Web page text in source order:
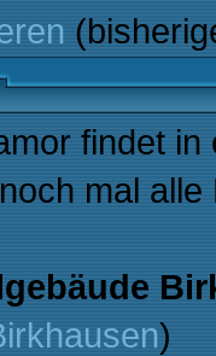
findet in
mal
)